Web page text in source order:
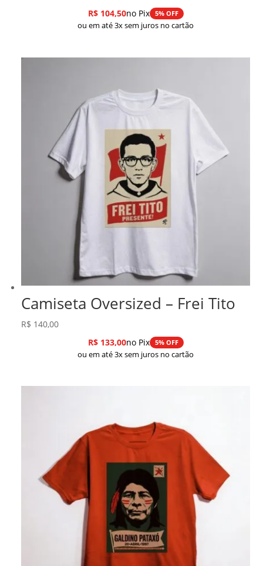
R$104,50no Pix 5% OFF
ou em até 3x sem juros no cartão
Camiseta Oversized – Frei Tito
R$ 140,00
R$133,00no Pix 5% OFF
ou em até 3x sem juros no cartão